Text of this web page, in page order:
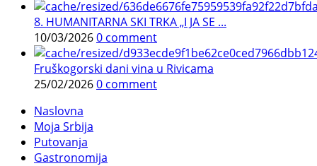
8. HUMANITARNA SKI TRKA „I JA SE ...
10/03/20260 comment
Fruškogorski dani vina u Rivicama
25/02/20260 comment
Naslovna
Moja Srbija
Putovanja
Gastronomija